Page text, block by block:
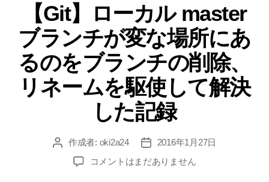
ゴ
リ
ー
【Git】ローカル master
ブランチが変な場所にあ
るのをブランチの削除、
リネームを駆使して解決
した記録
投 作成者: oki2a24
投
稿
日
2016年1月27日
【Git】
コメントはまだありません